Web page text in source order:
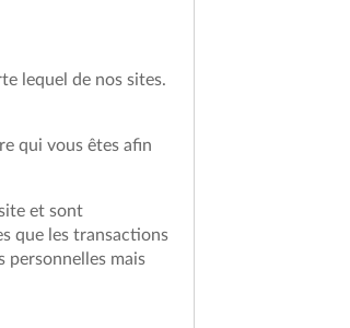
lequel de nos sites.
qui vous êtes afin
et sont
que les transactions
personnelles mais